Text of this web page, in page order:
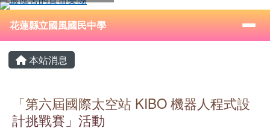
跳至主內容區
花蓮縣立國風國民中學
⏸
導覽列
花蓮縣立國風國民中學
主內容區域
本站消息
「第六屆國際太空站 KIBO 機器人程式設
計挑戰賽」活動
頁尾區域